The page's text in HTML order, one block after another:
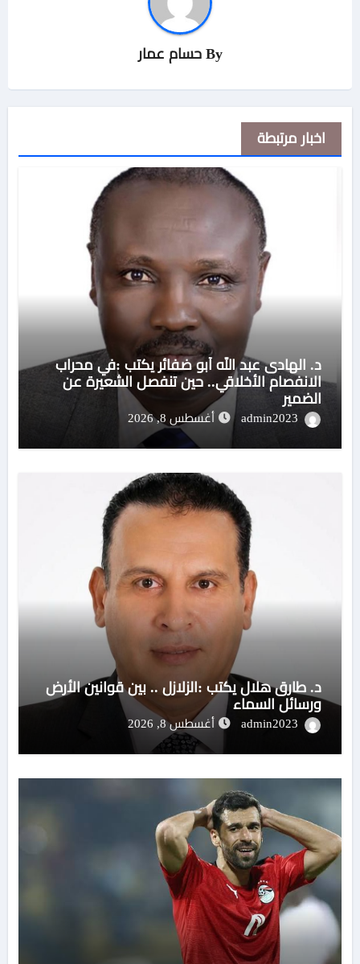
By حسام عمار
اخبار مرتبطة
د. الهادى عبد الله أبو ضفائر يكتب :في محراب
الانفصام الأخلاقي.. حين تنفصل الشعيرة عن
الضمير
admin2023 أغسطس 8, 2026
د. طارق هلال يكتب :الزلازل .. بين قوانين الأرض
ورسائل السماء
admin2023 أغسطس 8, 2026